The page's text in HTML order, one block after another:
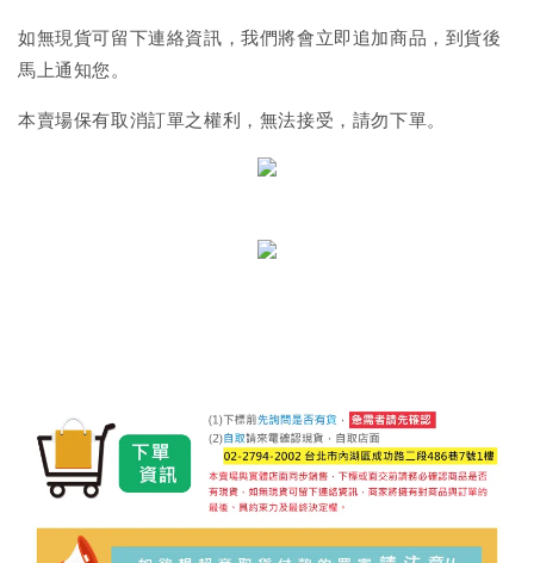
如無現貨可留下連絡資訊，我們將會立即追加商品，到貨後
馬上通知您。
本賣場保有取消訂單之權利，無法接受，請勿下單。